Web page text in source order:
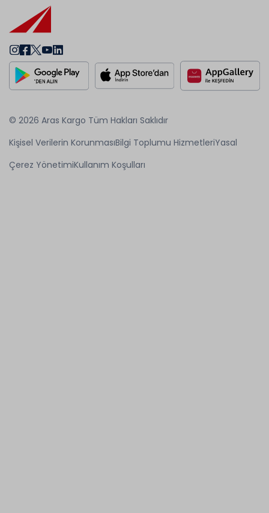
© 2026 Aras Kargo Tüm Hakları Saklıdır
Kişisel Verilerin KorunmasıBilgi Toplumu HizmetleriYasal
Çerez YönetimiKullanım Koşulları